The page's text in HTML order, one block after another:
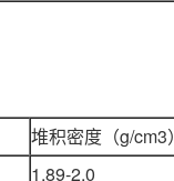
堆积密度（g/cm3）
1.89-2.0